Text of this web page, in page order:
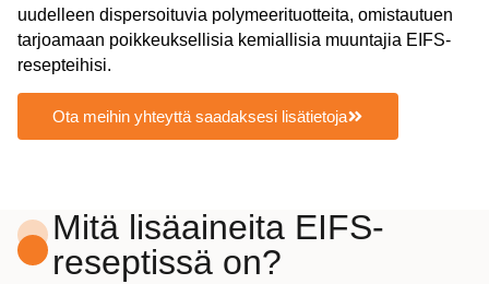
uudelleen dispersoituvia polymeerituotteita, omistautuen
tarjoamaan poikkeuksellisia kemiallisia muuntajia EIFS-
resepteihisi.
Ota meihin yhteyttä saadaksesi lisätietoja
Mitä lisäaineita EIFS-
reseptissä on?